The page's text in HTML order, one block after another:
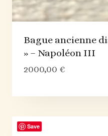
Bague ancienne
» – Napoléon III
2000,00 €
Save